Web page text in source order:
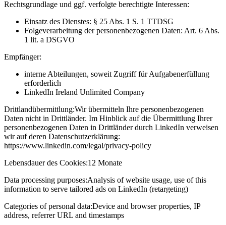
Rechtsgrundlage und ggf. verfolgte berechtigte Interessen:
Einsatz des Dienstes: § 25 Abs. 1 S. 1 TTDSG
Folgeverarbeitung der personenbezogenen Daten: Art. 6 Abs.
1 lit. a DSGVO
Empfänger:
interne Abteilungen, soweit Zugriff für Aufgabenerfüllung
erforderlich
LinkedIn Ireland Unlimited Company
Drittlandübermittlung:Wir übermitteln Ihre personenbezogenen
Daten nicht in Drittländer. Im Hinblick auf die Übermittlung Ihrer
personenbezogenen Daten in Drittländer durch LinkedIn verweisen
wir auf deren Datenschutzerklärung:
https://www.linkedin.com/legal/privacy-policy
Lebensdauer des Cookies:12 Monate
Data processing purposes:Analysis of website usage, use of this
information to serve tailored ads on LinkedIn (retargeting)
Categories of personal data:Device and browser properties, IP
address, referrer URL and timestamps